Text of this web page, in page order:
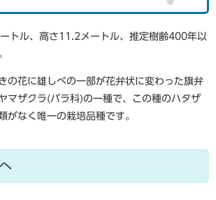
トル、高さ11.2メートル、推定樹齢400年以
の花に雄しべの一部が花弁状に変わった旗弁
マザクラ(バラ科)の一種で、この種のハタザ
がなく唯一の栽培品種です。